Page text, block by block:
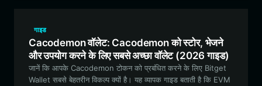
गाइड
Cacodemon वॉलेट: Cacodemon को स्टोर, भेजने
और उपयोग करने के लिए सबसे अच्छा वॉलेट (2026 गाइड)
जानें कि आपके Cacodemon टोकन को प्रबंधित करने के लिए Bitget
Wallet सबसे बेहतरीन विकल्प क्यों है। यह व्यापक गाइड बताती है कि EVM